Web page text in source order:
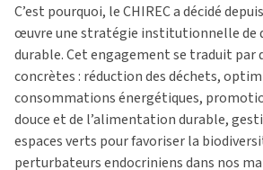
C’est pourquoi, le CHIREC a décidé
œuvre une stratégie institutionnelle de
durable. Cet engagement se traduit par
concrètes : réduction des déchets,
consommations énergétiques,
douce et de l’alimentation durable,
espaces verts pour favoriser la
perturbateurs endocriniens dans nos